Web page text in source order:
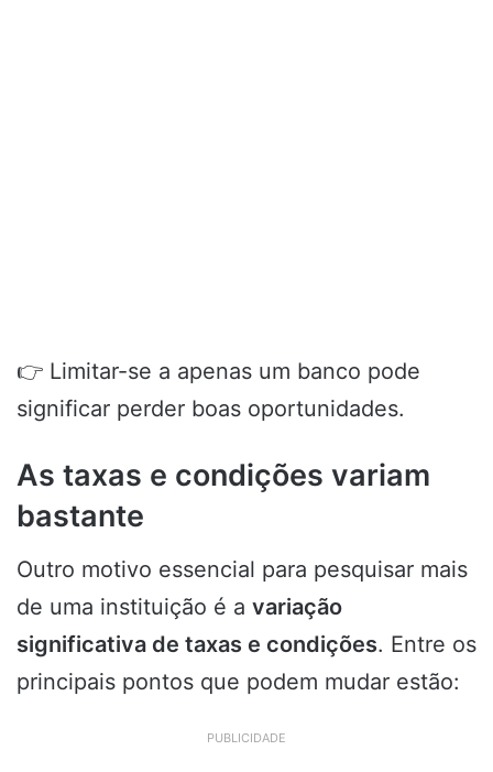
👉 Limitar-se a apenas um banco pode
significar perder boas oportunidades.
As taxas e condições variam
bastante
Outro motivo essencial para pesquisar mais
de uma instituição é a variação
significativa de taxas e condições. Entre os
principais pontos que podem mudar estão:
PUBLICIDADE